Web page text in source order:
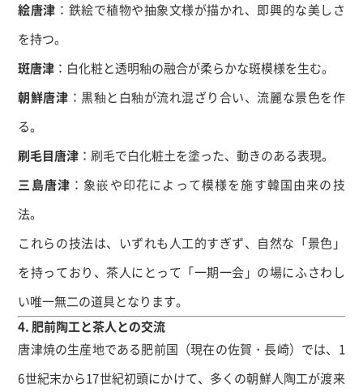
絵唐津 ：鉄絵で植物や抽象文様が描かれ、即興的な美しさ
を持つ。
斑唐津 ：白化粧と透明釉の融合が柔らかな斑模様を生む。
朝鮮唐津 ：黒釉と白釉が流れ混ざり合い、流麗な景色を作
る。
刷毛目唐津 ：刷毛で白化粧土を塗った、動きのある表現。
三島唐津 ：象嵌や印花によって模様を施す韓国由来の技
法。
これらの技法は、いずれも人工的すぎず、自然な「景色」
を持っており、茶人にとって「一期一会」の場にふさわし
い唯一無二の道具となります。
4. 肥前陶工と茶人との交流
唐津焼の生産地である肥前国（現在の佐賀・長崎）では、1
6世紀末から17世紀初頭にかけて、多くの朝鮮人陶工が渡来